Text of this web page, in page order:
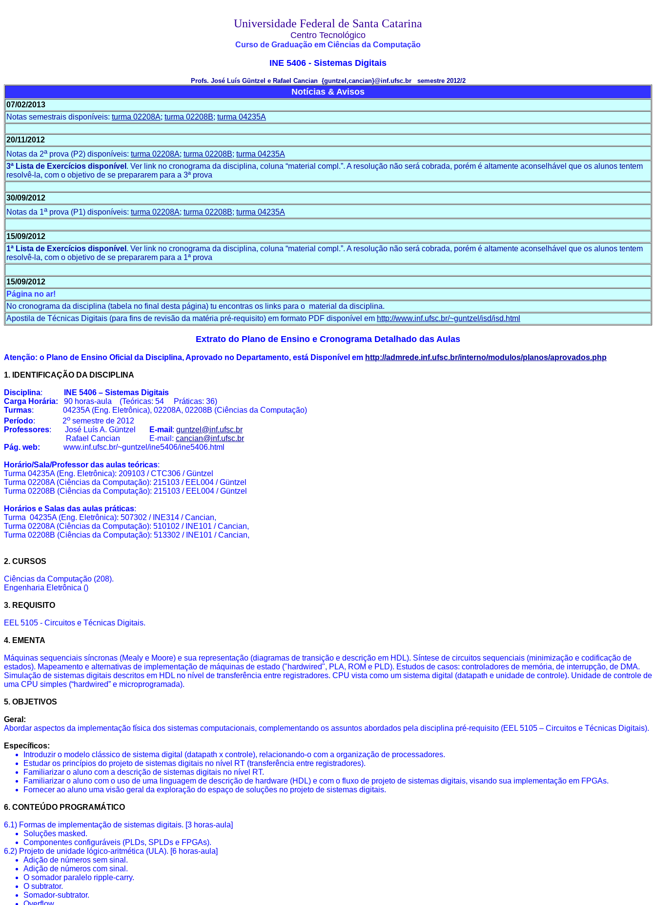
Universidade Federal de Santa Catarina
Centro Tecnológico
Curso de Graduação em Ciências da Computação
INE 5406 - Sistemas Digitais
Profs. José Luís Güntzel e Rafael Cancian{guntzel ,cancian}@inf.ufsc.br semestre 2012/2
Notícias & Avisos
07/02/2013
Notas semestrais disponíveis: turma 02208A; turma 02208B; turma 04235A
20/11/2012
Notas da 2a prova (P2) disponíveis: turma 02208A; turma 02208B; turma 04235A
3ª Lista de Exercícios disponível . Ver link no cronograma da disciplina, coluna “material compl .”. A resolução não será cobrada, porém é altamente aconselhável que os alunos tentem
resolvê-la, com o objetivo de se prepararem para a 3ª prova
30/09/2012
Notas da 1a prova (P1) disponíveis: turma 02208A; turma 02208B; turma 04235A
15/09/2012
1ª Lista de Exercícios disponível . Ver link no cronograma da disciplina, coluna “material compl.”. A resolução não será cobrada, porém é altamente aconselhável que os alunos tentem
resolvê-la, com o objetivo de se prepararem para a 1ª prova
15/09/2012
Página no ar!
No cronograma da disciplina (tabela no final desta página) tu encontras os links para o material da disciplina.
Apostila de Técnicas Digitais (para fins de revisão da matéria pré-requisito) em formato PDF disponível em http://www.inf.ufsc.br/~guntzel/isd/isd.html
Extrato do Plano de Ensino e Cronograma Detalhado das Aulas
Atenção: o Plano de Ensino Oficial da Disciplina, Aprovado no Departamento, está Disponível em http://admrede.inf.ufsc.br/interno/modulos/planos/aprovados.php
1. IDENTIFICAÇÃO DA DISCIPLINA
Disciplina:
INE 5406 – Sistemas Digitais
Carga Horária: 90 horas-aula (Teóricas: 54 Práticas: 36)
Turmas: 04235A (Eng. Eletrônica), 02208A, 02208B (Ciências da Computação)
Período: 2o semestre de 2012
Professores: José Luís A. Güntzel E-mail : guntzel@inf.ufsc.br
RafaelCancian E-mail :cancian@inf.ufsc.br
Pág. web: www.inf.ufsc.br/~guntzel/ine5406/ine5406.html
Horário/Sala/Professor das aulas teóricas:
Turma 04235A (Eng. Eletrônica): 209103 / CTC306 /Güntzel
Turma 02208A (Ciências da Computação): 215103 / EEL004 /Güntzel
Turma 02208B (Ciências da Computação): 215103 / EEL004 /Güntzel
Horários e Salas das aulas práticas:
Turma 04235A (Eng. Eletrônica): 507302 / INE314 /Cancian,
Turma 02208A (Ciências da Computação): 510102 / INE101 /Cancian,
Turma 02208B (Ciências da Computação): 513302 / INE101 /Cancian,
2. CURSOS
Ciências da Computação (208).
Engenharia Eletrônica ()
3. REQUISITO
EEL 5105 - Circuitos e Técnicas Digitais.
4. EMENTA
Máquinas sequenciais síncronas (Mealy e Moore) e sua representação (diagramas de transição e descrição em HDL). Síntese de circuitos sequenciais (minimização e codificação de
estados). Mapeamento e alternativas de implementação de máquinas de estado ("hardwired", PLA, ROM e PLD). Estudos de casos: controladores de memória, de interrupção, de DMA.
Simulação de sistemas digitais descritos em HDL no nível de transferência entre registradores. CPU vista como um sistema digital (datapath e unidade de controle). Unidade de controle de
uma CPU simples (“hardwired” e microprogramada).
5. OBJETIVOS
Geral:
Abordar aspectos da implementação física dos sistemas computacionais, complementando os assuntos abordados pela disciplina pré-requisito (EEL 5105 – Circuitos e Técnicas Digitais).
Específicos:
Introduzir o modelo clássico de sistema digital (datapath x controle), relacionando-o com a organização de processadores.
Estudar os princípios do projeto de sistemas digitais no nível RT (transferência entre registradores).
Familiarizar o aluno com a descrição de sistemas digitais no nível RT.
Familiarizar o aluno com o uso de uma linguagem de descrição de hardware (HDL) e com o fluxo de projeto de sistemas digitais, visando sua implementação em FPGAs.
Fornecer ao aluno uma visão geral da exploração do espaço de soluções no projeto de sistemas digitais.
6. CONTEÚDO PROGRAMÁTICO
6.1) Formas de implementação de sistemas digitais. [3 horas-aula]
Soluções masked.
Componentes configuráveis (PLDs, SPLDs e FPGAs).
6.2) Projeto de unidade lógico-aritmética (ULA). [6 horas-aula]
Adição de números sem sinal.
Adição de números com sinal.
O somador paralelo ripple-carry.
O subtrator.
Somador-subtrator.